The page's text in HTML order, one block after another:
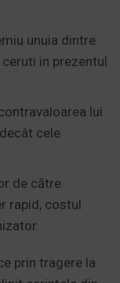
unuia dintre
in prezentul
lui
cele
de către
rapid, costul
prin tragere la